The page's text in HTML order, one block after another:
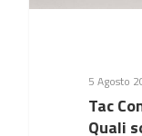
5 Agosto
Tac
Quali